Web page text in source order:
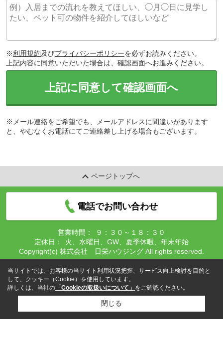
※利用規約及びプライバシーポリシーを必ずお読みください。
上記内容に同意いただいた場合は、確認画面へお進みください。
上記に同意して確認画面へ
※メール連絡をご希望でも、メールアドレスに間違いがあります
と、やむなくお電話にてご連絡差し上げる場合もございます。
ページトップへ
電話でお問い合わせ
営業時間：
９：３０～１８：３０
定休日：
火、水曜日、GW、夏季休暇、年末年始
Copyright(c) 株式会社 日栄ハウジング All rights reserved.
当サイトでは、お客様の当サイト利用状況把握、サービス向上検討を目的と
して、クッキー（Cookie）を使用しています。
詳しくは、当社の 「Cookieの取扱いについて」 をご確認ください。
閉じる